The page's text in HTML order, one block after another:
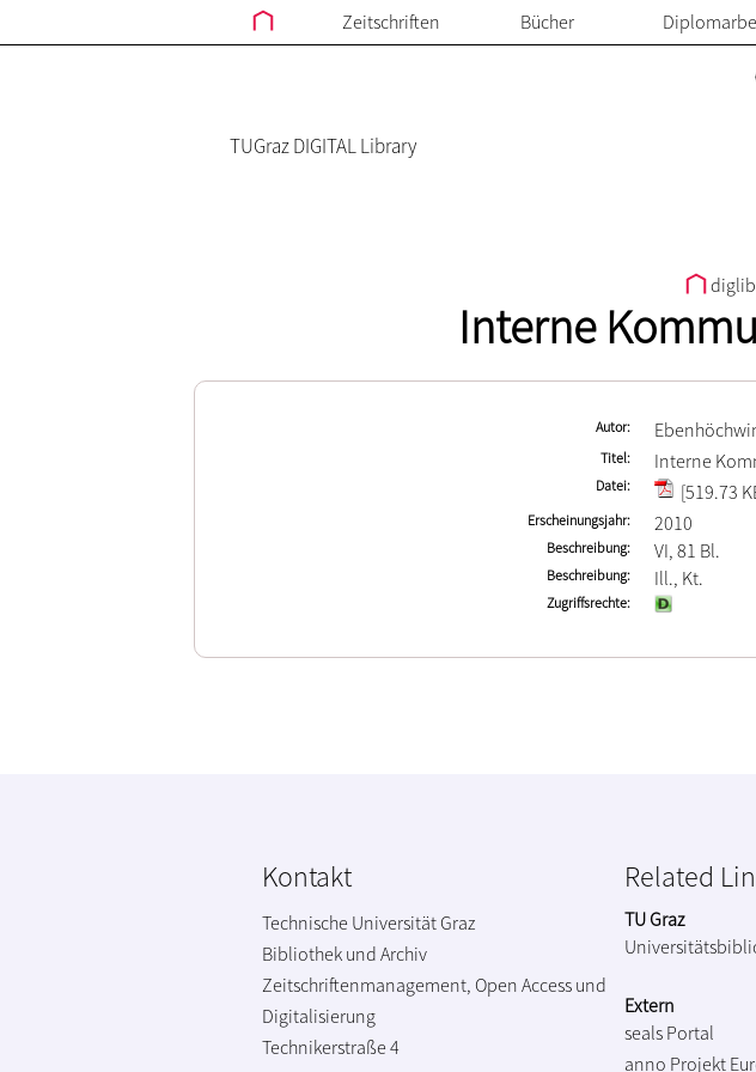
Zeitschriften Bücher
TUGraz DIGITAL Library
diglib
Interne
Autor
Titel Interne
Datei [519.73
Erscheinungsjahr 2010
Beschreibung VI, 81 Bl.
Beschreibung Ill., Kt.
Zugriffsrechte
Kontakt
Technische Universität Graz
Bibliothek und Archiv
Zeitschriftenmanagement, Open Access und
Digitalisierung
Technikerstraße 4
Related
TU Graz
Extern
seals Portal
anno Projekt